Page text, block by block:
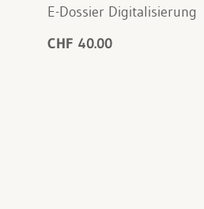
E-Dossier Digitalisierung
CHF 40.00